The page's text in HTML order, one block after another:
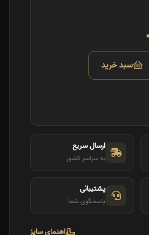
سبد خرید
ارسال سریع
به سراسر کشور
پشتیبانی
پاسخگوی شما
راهنمای سایز